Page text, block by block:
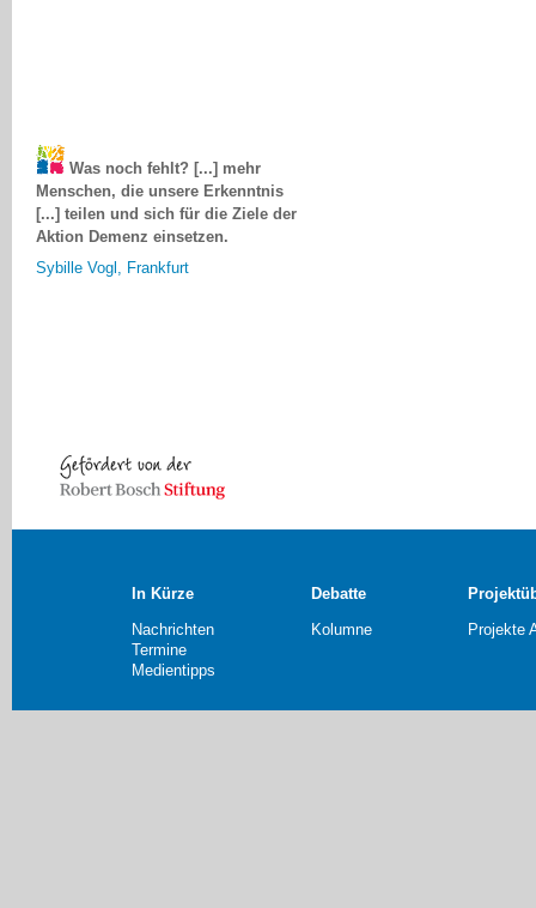
Menschen, die unsere Erkenntnis
[...] teilen und sich für die Ziele der
Aktion Demenz einsetzen.
In Kürze
Nachrichten
Termine
Medientipps
Debatte
Kolumne
Projekte